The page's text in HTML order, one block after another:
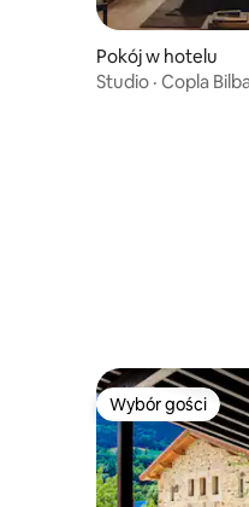
Pokój w hotelu
Studio · Copla
Wybór gości
Wybór gości